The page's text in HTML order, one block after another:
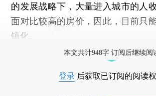
的发展战略下，大量进入城市的人
面对比较高的房价，因此，目前只
镇化。
本文共计948字 订阅后继续阅
登录 后获取已订阅的阅读